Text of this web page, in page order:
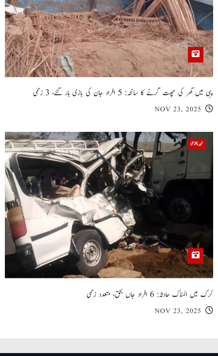
پبی میں گھر کی چھت گرنے کا سانحہ: 5 افراد جان کی بازی ہار گئے، 3 زخمی
NOV 23, 2025
خیبر پختونخوا
کرک میں المناک حادثہ: 6 افراد جاں بحق، متعدد زخمی
NOV 23, 2025